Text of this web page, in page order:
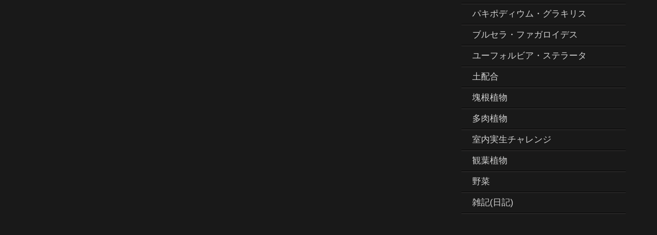
パキポディウム・グラキリス
ブルセラ・ファガロイデス
ユーフォルビア・ステラータ
土配合
塊根植物
多肉植物
室内実生チャレンジ
観葉植物
野菜
雑記(日記)